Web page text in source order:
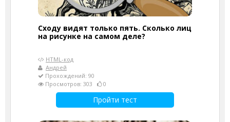
Сходу видят только пять. Сколько лиц
на рисунке на самом деле?
HTML-код
Андрей
Прохождений: 90
Просмотров: 303
0
Пройти тест